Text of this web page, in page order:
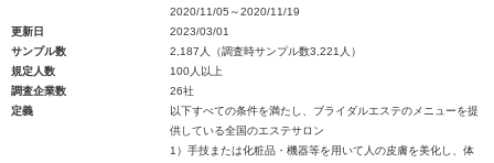
2020/11/05～2020/11/19
更新日
2023/03/01
サンプル数
2,187人（調査時サンプル数3,221人）
規定人数
100人以上
調査企業数
26社
定義
以下すべての条件を満たし、ブライダルエステのメニューを提
供している全国のエステサロン
1）手技または化粧品・機器等を用いて人の皮膚を美化し、体